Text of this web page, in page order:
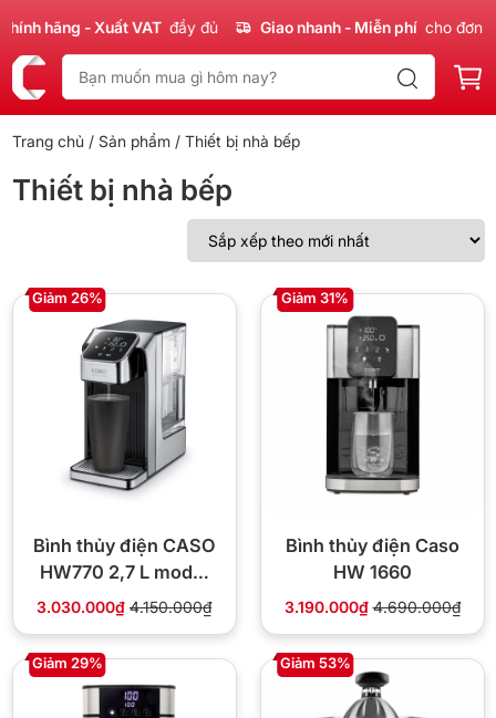
hãng - Xuất VAT đầy đủ Giao nhanh - Miễn phí cho đơn
Trang chủ / Sản phẩm / Thiết bị nhà bếp
Thiết bị nhà bếp
Giảm 26%
Bình thủy điện CASO
HW770 2,7 L model
2024
3.030.000₫ 4.150.000₫
Giảm 31%
Bình thủy điện Caso
HW 1660
3.190.000₫ 4.690.000₫
Giảm 29% Giảm 53%